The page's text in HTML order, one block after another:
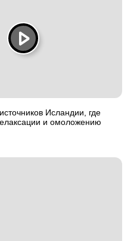
Исландии, где
и омоложению